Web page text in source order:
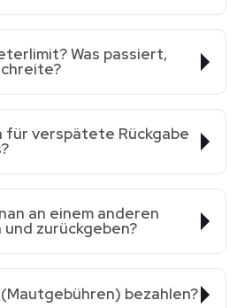
Was passiert,
für verspätete Rückgabe
an einem anderen
zurückgeben?
bezahlen?